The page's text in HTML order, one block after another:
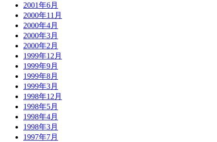
2001年6月
2000年11月
2000年4月
2000年3月
2000年2月
1999年12月
1999年9月
1999年8月
1999年3月
1998年12月
1998年5月
1998年4月
1998年3月
1997年7月